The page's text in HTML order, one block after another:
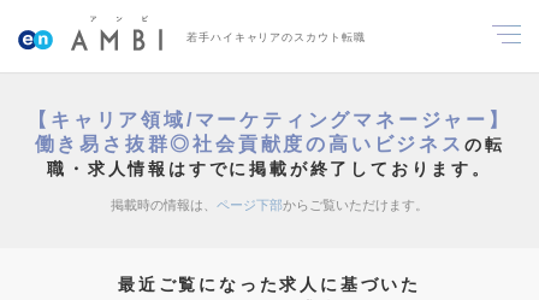
若手ハイキャリアのスカウト転職
【キャリア領域/マーケティングマネージャー】
働き易さ抜群◎社会貢献度の高いビジネス の転
職・求人情報はすでに掲載が終了しております。
掲載時の情報は、 ページ下部からご覧いただけます。
最近ご覧になった求人に基づいた